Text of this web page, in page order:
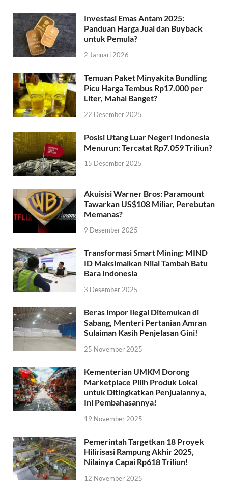
Investasi Emas Antam 2025:
Panduan Harga Jual dan Buyback
untuk Pemula?
2 Januari 2026
Temuan Paket Minyakita Bundling
Picu Harga Tembus Rp17.000 per
Liter, Mahal Banget?
22 Desember 2025
Posisi Utang Luar Negeri Indonesia
Menurun: Tercatat Rp7.059 Triliun?
15 Desember 2025
Akuisisi Warner Bros: Paramount
Tawarkan US$108 Miliar, Perebutan
Memanas?
9 Desember 2025
Transformasi Smart Mining: MIND
ID Maksimalkan Nilai Tambah Batu
Bara Indonesia
3 Desember 2025
Beras Impor Ilegal Ditemukan di
Sabang, Menteri Pertanian Amran
Sulaiman Kasih Penjelasan Gini!
25 November 2025
Kementerian UMKM Dorong
Marketplace Pilih Produk Lokal
untuk Ditingkatkan Penjualannya,
Ini Pembahasannya!
19 November 2025
Pemerintah Targetkan 18 Proyek
Hilirisasi Rampung Akhir 2025,
Nilainya Capai Rp618 Triliun!
12 November 2025